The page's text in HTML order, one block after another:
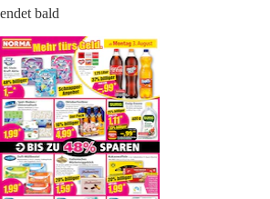
endet bald